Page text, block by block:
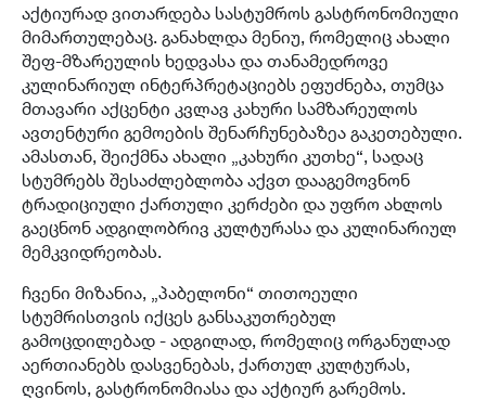
აქტიურად ვითარდება სასტუმროს გასტრონომიული
მიმართულებაც. განახლდა მენიუ, რომელიც ახალი
შეფ-მზარეულის ხედვასა და თანამედროვე
კულინარიულ ინტერპრეტაციებს ეფუძნება, თუმცა
მთავარი აქცენტი კვლავ კახური სამზარეულოს
ავთენტური გემოების შენარჩუნებაზეა გაკეთებული.
ამასთან, შეიქმნა ახალი „კახური კუთხე“, სადაც
სტუმრებს შესაძლებლობა აქვთ დააგემოვნონ
ტრადიციული ქართული კერძები და უფრო ახლოს
გაეცნონ ადგილობრივ კულტურასა და კულინარიულ
მემკვიდრეობას.
ჩვენი მიზანია, „პაბელონი“ თითოეული
სტუმრისთვის იქცეს განსაკუთრებულ
გამოცდილებად - ადგილად, რომელიც ორგანულად
აერთიანებს დასვენებას, ქართულ კულტურას,
ღვინოს, გასტრონომიასა და აქტიურ გარემოს.